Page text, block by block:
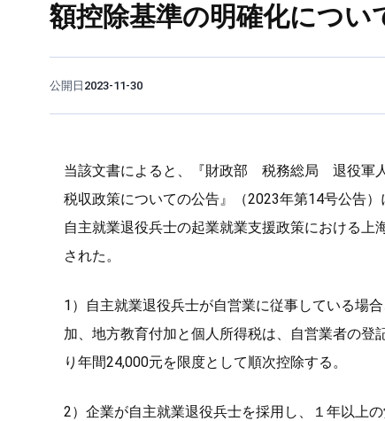
額控除基準の明確化につい
公開日 2023-11-30
当該文書によると、『財政部 税務総局 退役軍
税収政策についての公告』（2023年第14号公告
自主就業退役兵士の起業就業支援政策における
された。
1）自主就業退役兵士が自営業に従事している場
加、地方教育付加と個人所得税は、自営業者の
り年間24,000元を限度として順次控除する。
2）企業が自主就業退役兵士を採用し、１年以上